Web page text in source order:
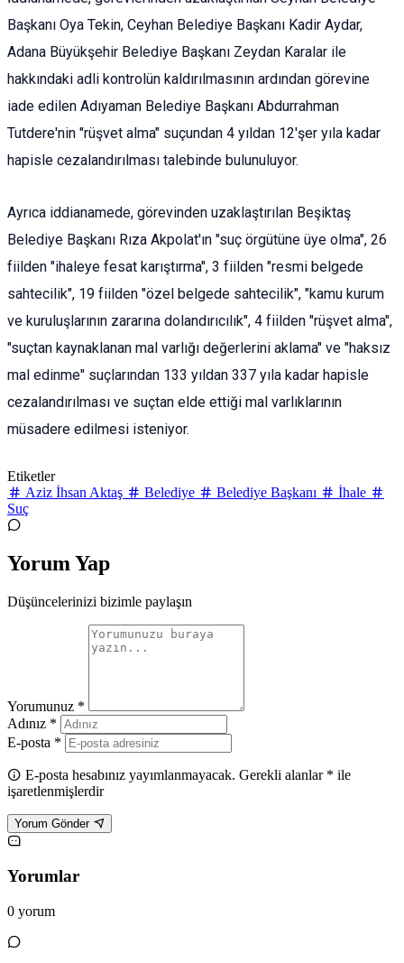
Başkanı Oya Tekin, Ceyhan Belediye Başkanı Kadir Aydar,
Adana Büyükşehir Belediye Başkanı Zeydan Karalar ile
hakkındaki adli kontrolün kaldırılmasının ardından görevine
iade edilen Adıyaman Belediye Başkanı Abdurrahman
Tutdere'nin "rüşvet alma" suçundan 4 yıldan 12'şer yıla kadar
hapisle cezalandırılması talebinde bulunuluyor.
Ayrıca iddianamede, görevinden uzaklaştırılan Beşiktaş
Belediye Başkanı Rıza Akpolat'ın "suç örgütüne üye olma", 26
fiilden "ihaleye fesat karıştırma", 3 fiilden "resmi belgede
sahtecilik", 19 fiilden "özel belgede sahtecilik", "kamu kurum
ve kuruluşlarının zararına dolandırıcılık", 4 fiilden "rüşvet alma",
"suçtan kaynaklanan mal varlığı değerlerini aklama" ve "haksız
mal edinme" suçlarından 133 yıldan 337 yıla kadar hapisle
cezalandırılması ve suçtan elde ettiği mal varlıklarının
müsadere edilmesi isteniyor.
Etiketler
Aziz İhsan Aktaş
Belediye Belediye Başkanı
İhale
Suç
Yorum Yap
Düşüncelerinizi bizimle paylaşın
Yorumunuz *
Adınız *
E-posta *
E-posta hesabınız yayımlanmayacak. Gerekli alanlar * ile
işaretlenmişlerdir
Yorum Gönder
Yorumlar
0 yorum